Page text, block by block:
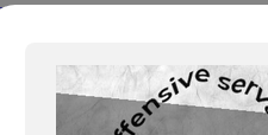
до -50%
-70%